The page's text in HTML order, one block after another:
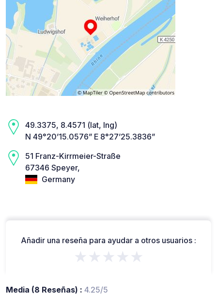
49.3375, 8.4571 (lat, lng)
N 49°20’15.0576” E 8°27’25.3836”
51 Franz-Kirrmeier-Straße
67346 Speyer,
Germany
Añadir una reseña para ayudar a otros usuarios :
★★★★★
Media (8 Reseñas) : 4.25/5